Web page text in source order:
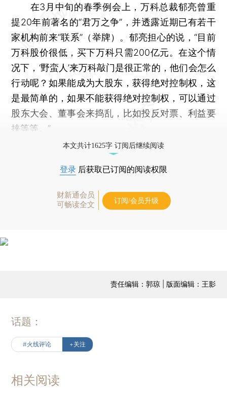
在3月中旬的春季例会上，万科总裁郁亮曾重
提20年前著名的“君万之争”，并透露近期已有若干
家机构前来“联系”（举牌）。郁亮担心的说，“目前
万科股价很低，买下万科只需200亿元。在这个情
况下，‘野蛮人’来万科敲门是很正常的，他们会怎么
行动呢？如果能成为大股东，获得绝对控制权，这
是最简单的，如果不能获得绝对控制权，可以通过
股东大会、董事会来捣乱，比如投反对票、利益要
挟等等。”
本文共计1625字 订阅后继续阅读
登录 后获取已订阅的阅读权限
财新通会员
可畅读全文
订阅/会员升级
责任编辑：郭琼 | 版面编辑：王影
话题：
#火线评论 +关注
相关阅读